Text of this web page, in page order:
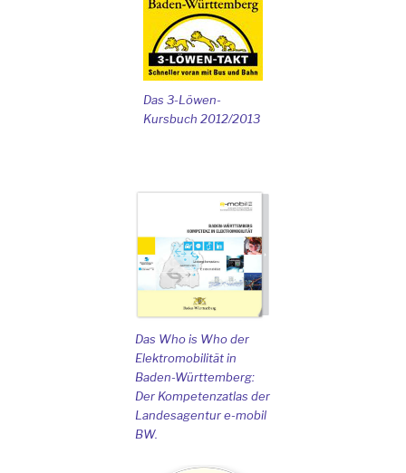
Das 3-Löwen-
Kursbuch 2012/2013
Das Who is Who der
Elektromobilität in
Baden-Württemberg:
Der Kompetenzatlas der
Landesagentur e-mobil
BW.